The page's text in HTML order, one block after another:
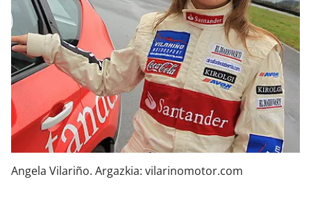
Klisk
Angela Vilariño. Argazkia: vilarinomotor.com